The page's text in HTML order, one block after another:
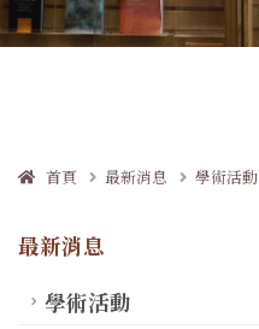
首頁 最新消息 學術活動
最新消息
學術活動